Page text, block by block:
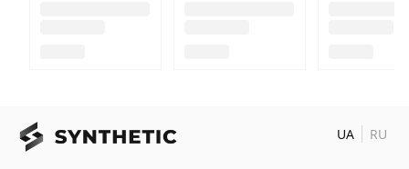
UA RU